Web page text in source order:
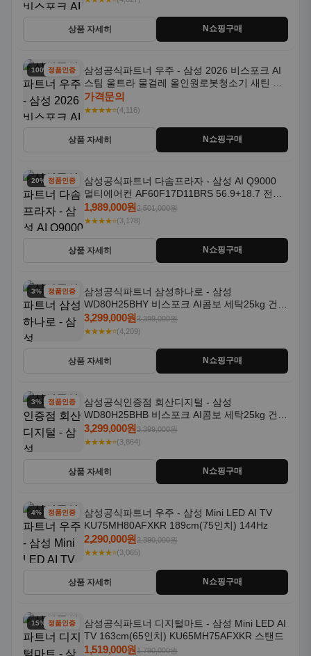
상품 자세히 N쇼핑구매
100% 할인
정품인증
삼성공식파트너 우주 - 삼성 2026 비스포크 AI
스팀 울트라 물걸레 올인원로봇청소기 새틴 차
콜 AAH
가격문의
★★★★⭐(4,116)
상품 자세히 N쇼핑구매
20% 할인정품인증
삼성공식파트너 다솜프라자 - 삼성 AI Q9000
멀티에어컨 AF60F17D11BRS 56.9+18.7 전국
기본설치포함
1,989,000원2,501,000원
★★★★⭐(3,178)
상품 자세히 N쇼핑구매
3% 할인정품인증
삼성공식파트너 삼성하나로 - 삼성
WD80H25BHY 비스포크 AI콤보 세탁25kg 건조
18kg 26년형 일체형 1등급
3,299,000원3,399,000원
★★★★⭐(4,209)
상품 자세히 N쇼핑구매
3% 할인정품인증
삼성공식인증점 회산디지털 - 삼성
WD80H25BHB 비스포크 AI콤보 세탁25kg 건조
18kg 26년형 일체형 1등급
3,299,000원3,399,000원
★★★★⭐(3,864)
상품 자세히 N쇼핑구매
4% 할인정품인증
삼성공식파트너 우주 - 삼성 Mini LED AI TV
KU75MH80AFXKR 189cm(75인치) 144Hz
2,290,000원2,390,000원
★★★★⭐(3,065)
상품 자세히 N쇼핑구매
15% 할인정품인증
삼성공식파트너 디지털마트 - 삼성 Mini LED AI
TV 163cm(65인치) KU65MH75AFXKR 스탠드
1,519,000원1,790,000원